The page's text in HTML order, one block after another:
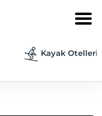
Kayak Otelleri